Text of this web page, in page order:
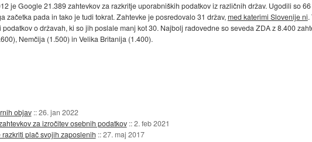
je Google 21.389 zahtevkov za razkritje uporabniških podatkov iz različnih držav. Ugodili so
začetka pada in tako je tudi tokrat. Zahtevke je posredovalo 31 držav, med katerimi Slovenije ni.
o državah, ki so jih poslale manj kot 30. Najbolj radovedne so seveda ZDA z 8.400
Nemčija (1.500) in Velika Britanija (1.400).
objav ::26. jan 2022
za izročitev osebnih podatkov ::2. feb 2021
plač svojih zaposlenih ::27. maj 2017